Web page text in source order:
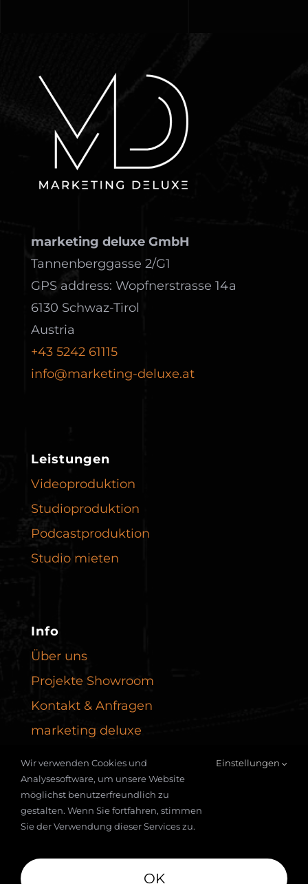
marketing deluxe GmbH
Tannenberggasse 2/G1
GPS address: Wopfnerstrasse 14a
6130 Schwaz-Tirol
Austria
+43 5242 61115
info@marketing-deluxe.at
Leistungen
Videoproduktion
Studioproduktion
Podcast­produktion
Studio mieten
Info
Über uns
Projekte Showroom
Kontakt & Anfragen
marketing deluxe
Impressum
Wir verwenden Cookies und
Analysesoftware, um unsere Website
möglichst benutzerfreundlich zu
gestalten. Wenn Sie fortfahren, stimmen
Sie der Verwendung dieser Services zu.
Einstellungen
OK